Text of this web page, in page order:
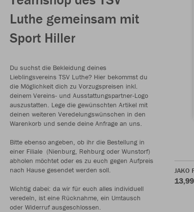
Luthe gemeinsam mit
Sport Hiller
Du suchst die Bekleidung deines
Lieblingsvereins TSV Luthe? Hier bekommst du
die Möglichkeit dich zu Vorzugspreisen inkl.
deinem Vereins- und Ausstattungspartner-Logo
auszustatten. Lege die gewünschten Artikel mit
deinen weiteren Veredelungswünschen in den
Warenkorb und sende deine Anfrage an uns.
Bitte ebenso angeben, ob ihr die Bestellung in
einer Filiale (Nienburg, Rehburg oder Wunstorf)
abholen möchtet oder es zu euch gegen Aufpreis
nach Hause gesendet werden soll.
Wichtig dabei: da wir für euch alles individuell
veredeln, ist eine Rücknahme, ein Umtausch
oder Widerruf ausgeschlossen.
JAKO